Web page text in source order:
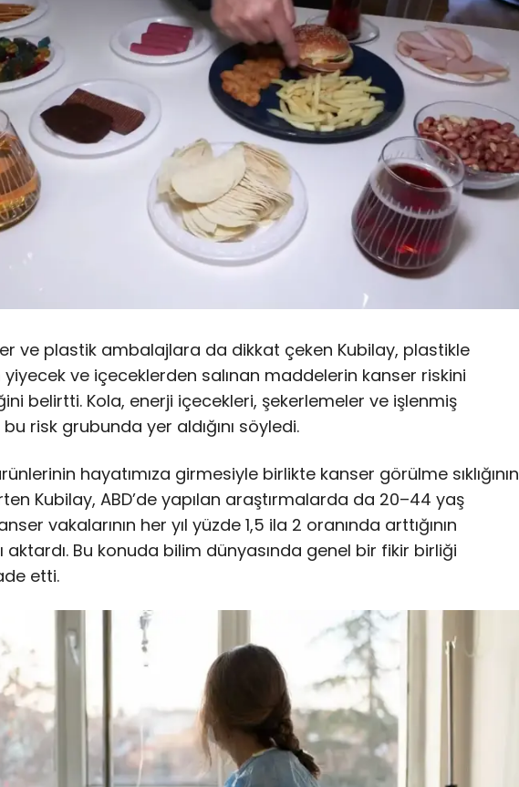
ve plastik ambalajlara da dikkat çeken Kubilay, plastikle
ve içeceklerden salınan maddelerin kanser riskini
belirtti. Kola, enerji içecekleri, şekerlemeler ve işlenmiş
bu risk grubunda yer aldığını söyledi.
hayatımıza girmesiyle birlikte kanser görülme sıklığının
Kubilay, ABD’de yapılan araştırmalarda da 20–44 yaş
vakalarının her yıl yüzde 1,5 ila 2 oranında arttığının
aktardı. Bu konuda bilim dünyasında genel bir fikir birliği
etti.